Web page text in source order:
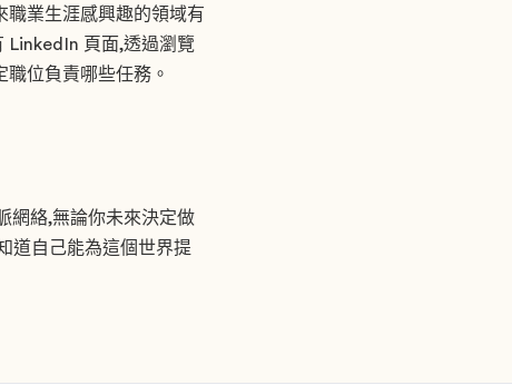
職業生涯感興趣的領域有
LinkedIn 頁面,透過瀏覽
位負責哪些任務。
網絡,無論你未來決定做
道自己能為這個世界提